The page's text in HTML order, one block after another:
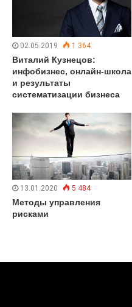
02.05.2019 1 364
Виталий Кузнецов:
инфобизнес, онлайн-школа
и результаты
систематизации бизнеса
13.01.2020 5 484
Методы управления
рисками